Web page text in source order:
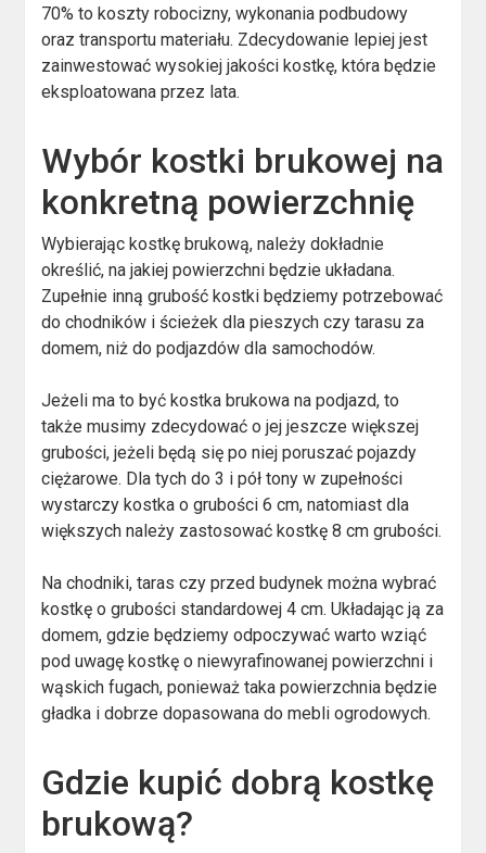
70% to koszty robocizny, wykonania podbudowy
oraz transportu materiału. Zdecydowanie lepiej jest
zainwestować wysokiej jakości kostkę, która będzie
eksploatowana przez lata.
Wybór kostki brukowej na
konkretną powierzchnię
Wybierając kostkę brukową, należy dokładnie
określić, na jakiej powierzchni będzie układana.
Zupełnie inną grubość kostki będziemy potrzebować
do chodników i ścieżek dla pieszych czy tarasu za
domem, niż do podjazdów dla samochodów.
Jeżeli ma to być kostka brukowa na podjazd, to
także musimy zdecydować o jej jeszcze większej
grubości, jeżeli będą się po niej poruszać pojazdy
ciężarowe. Dla tych do 3 i pół tony w zupełności
wystarczy kostka o grubości 6 cm, natomiast dla
większych należy zastosować kostkę 8 cm grubości.
Na chodniki, taras czy przed budynek można wybrać
kostkę o grubości standardowej 4 cm. Układając ją za
domem, gdzie będziemy odpoczywać warto wziąć
pod uwagę kostkę o niewyrafinowanej powierzchni i
wąskich fugach, ponieważ taka powierzchnia będzie
gładka i dobrze dopasowana do mebli ogrodowych.
Gdzie kupić dobrą kostkę
brukową?